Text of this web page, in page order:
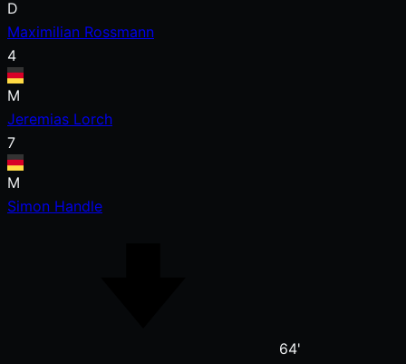
D
Maximilian Rossmann
4
M
Jeremias Lorch
7
M
Simon Handle
64'